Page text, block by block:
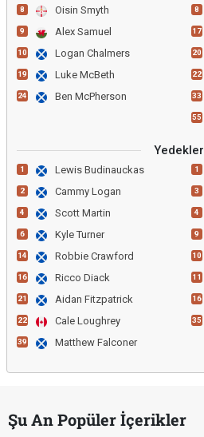
8 Oisin Smyth
9 Alex Samuel
10 Logan Chalmers
19 Luke McBeth
24 Ben McPherson
8
17
20
22
33
55
Yedekler
1 Lewis Budinauckas
2 Cammy Logan
4 Scott Martin
6 Kyle Turner
14 Robbie Crawford
16 Ricco Diack
21 Aidan Fitzpatrick
22 Cale Loughrey
39 Matthew Falconer
1
3
4
9
10
11
16
35
Şu An Popüler İçerikler